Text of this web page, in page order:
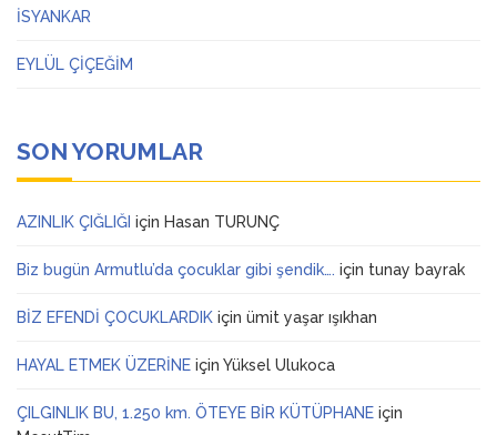
İSYANKAR
EYLÜL ÇİÇEĞİM
SON YORUMLAR
AZINLIK ÇIĞLIĞI için Hasan TURUNÇ
Biz bugün Armutlu’da çocuklar gibi şendik…. için tunay bayrak
BİZ EFENDİ ÇOCUKLARDIK için ümit yaşar ışıkhan
HAYAL ETMEK ÜZERİNE için Yüksel Ulukoca
ÇILGINLIK BU, 1.250 km. ÖTEYE BİR KÜTÜPHANE için